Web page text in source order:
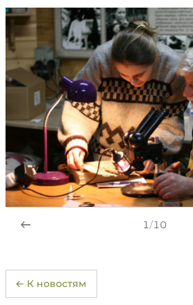
1/10
← К новостям